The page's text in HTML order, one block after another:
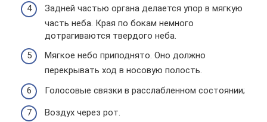
Задней частью органа делается упор в мягкую
часть неба. Края по бокам немного
дотрагиваются твердого неба.
Мягкое небо приподнято. Оно должно
перекрывать ход в носовую полость.
Голосовые связки в расслабленном состоянии;
Воздух через рот.